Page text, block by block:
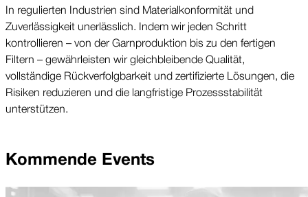
In regulierten Industrien sind Material­konformität und
Zuverlässigkeit unerlässlich. Indem wir jeden Schritt
kontrollieren – von der Garn­produktion bis zu den fertigen
Filtern – gewährleisten wir gleichbleibende Qualität,
vollständige Rückverfolgbar­keit und zertifizierte Lösungen, die
Risiken reduzieren und die langfristige Prozess­stabilität
unterstützen.
Kommende Events